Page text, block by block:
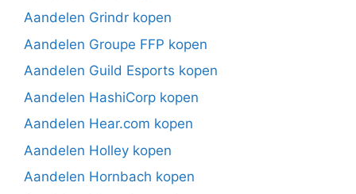
Aandelen Grindr kopen
Aandelen Groupe FFP kopen
Aandelen Guild Esports kopen
Aandelen HashiCorp kopen
Aandelen Hear.com kopen
Aandelen Holley kopen
Aandelen Hornbach kopen